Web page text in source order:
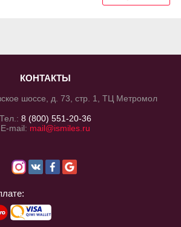
КОНТАКТЫ
шоссе, д. 73, стр. 1, ТЦ Метромол
Тел.: 8 (800) 551-20-36
E-mail: mail@ismiles.ru